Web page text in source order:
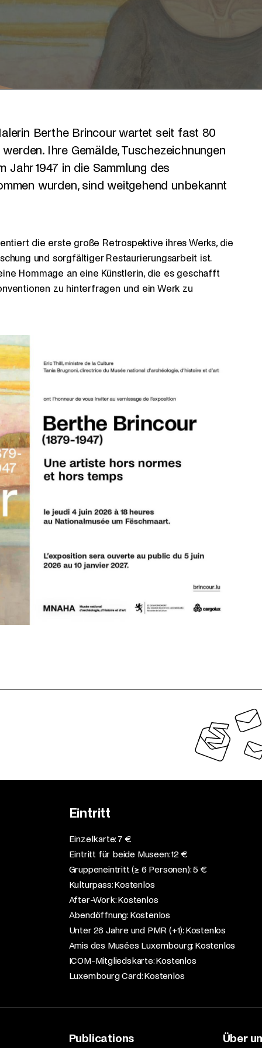
Berthe Brincour wartet seit fast 80
Ihre Gemälde, Tuschezeichnungen
Jahr 1947 in die Sammlung des
wurden, sind weitgehend unbekannt
die erste große Retrospektive ihres Werks, die
und sorgfältiger Restaurierungsarbeit ist.
Hommage an eine Künstlerin, die es geschafft
zu hinterfragen und ein Werk zu
Eintritt
Einzelkarte: 7 €​
Eintritt für beide Museen: 12 €​
Gruppeneintritt (≥ 6 Personen): 5 €​
Kulturpass: Kostenlos​
After-Work: Kostenlos​
Abendöffnung: Kostenlos​
Unter 26 Jahre und PMR (+1): Kostenlos​
Amis des Musées Luxembourg: Kostenlos​
ICOM-Mitgliedskarte: Kostenlos​
Luxembourg Card: Kostenlos
Publications Über